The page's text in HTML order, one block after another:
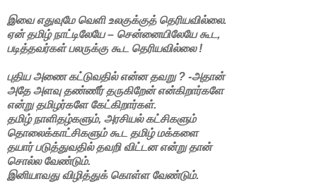
இவை எதுவுமே வெளி உலகுக்குத் தெரியவில்லை.
ஏன் தமிழ் நாட்டிலேயே – சென்னையிலேயே கூட,
படித்தவர்கள் பலருக்கு கூட தெரியவில்லை !
புதிய அணை கட்டுவதில் என்ன தவறு ? -அதான்
அதே அளவு தண்ணீர் தருகிறேன் என்கிறார்களே
என்று தமிழர்களே கேட்கிறார்கள்.
தமிழ் நாளிதழ்களும், அரசியல் கட்சிகளும்
தொலைக்காட்சிகளும் கூட தமிழ் மக்களை
தயார் படுத்துவதில் தவறி விட்டன என்று தான்
சொல்ல வேண்டும்.
இனியாவது விழித்துக் கொள்ள வேண்டும்.